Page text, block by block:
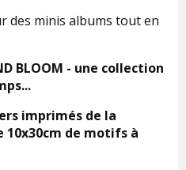
des minis albums tout en
BLOOM - une collection
imprimés de la
10x30cm de motifs à